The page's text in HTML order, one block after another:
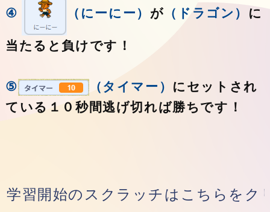
④ （にーにー） が （ドラゴン） に
当たると負けです！
⑤ （タイマー） にセットされ
ている１０秒間逃げ切れば勝ちです！
学習開始のスクラッチはこちらをク